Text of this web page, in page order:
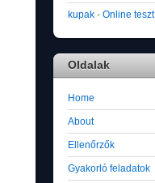
kupak - Online teszt
Oldalak
Home
About
Ellenőrzők
Gyakorló feladatok